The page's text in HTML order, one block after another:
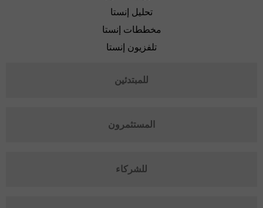
تحليل إنستا
مخططات إنستا
تلفزيون إنستا
للمبتدئين
المستثمرون
للشركاء